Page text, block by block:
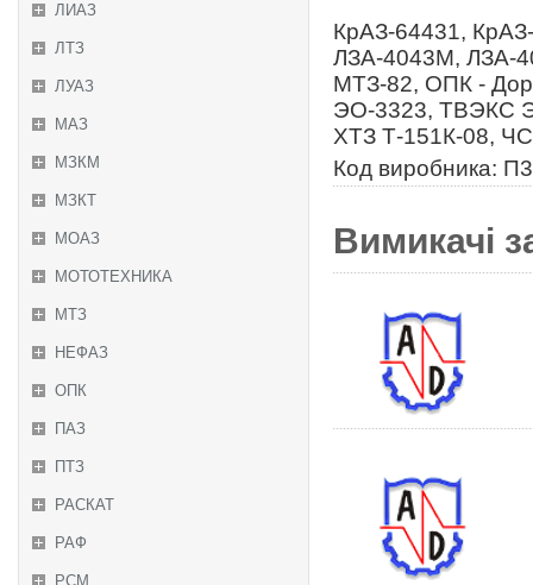
ЛИАЗ
ЛТЗ
ЛУАЗ
МАЗ
МЗКМ
МЗКТ
МОАЗ
МОТОТЕХНИКА
МТЗ
НЕФАЗ
ОПК
ПАЗ
ПТЗ
РАСКАТ
РАФ
РСМ
КрАЗ-64431,
ЛЗА-4043М, ЛЗА-
МТЗ-82, ОПК -
ЭО-3323, ТВЭКС
ХТЗ Т-151К-08,
Код виробника:
Вимикачі